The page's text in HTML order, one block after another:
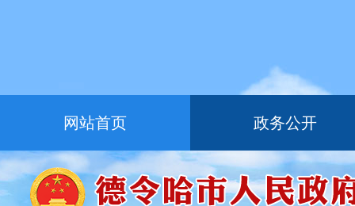
网站首页 政务公开
走进德令哈 友情链接